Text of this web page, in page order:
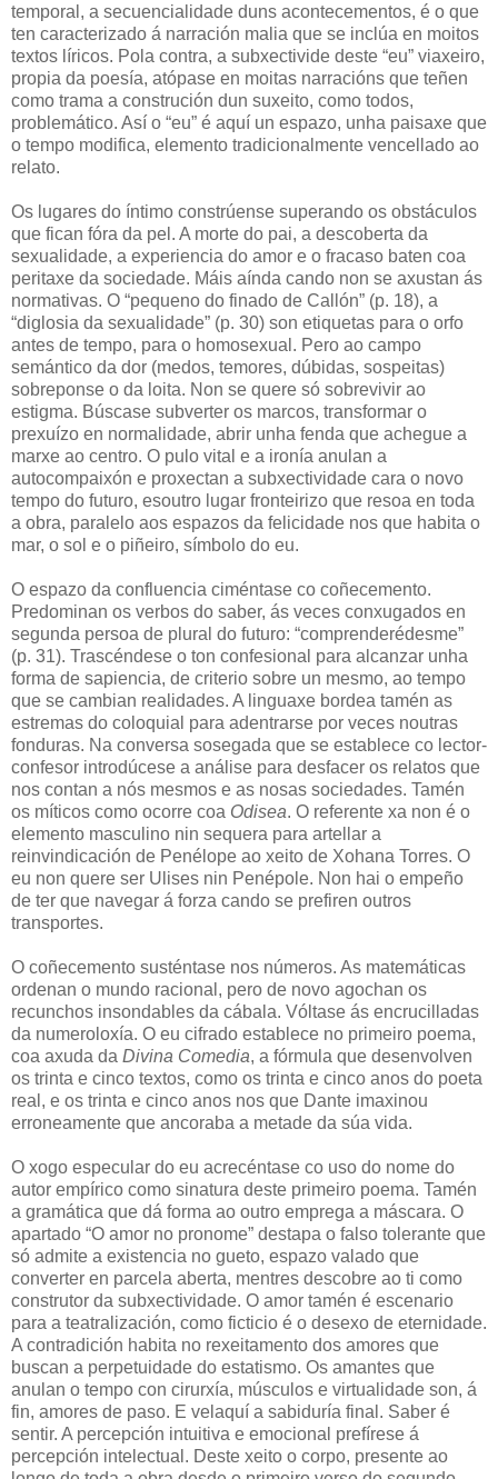
temporal, a secuencialidade duns acontecementos, é o que
ten caracterizado á narración malia que se inclúa en moitos
textos líricos. Pola contra, a subxectivide deste “eu” viaxeiro,
propia da poesía, atópase en moitas narracións que teñen
como trama a construción dun suxeito, como todos,
problemático. Así o “eu” é aquí un espazo, unha paisaxe que
o tempo modifica, elemento tradicionalmente vencellado ao
relato.
Os lugares do íntimo constrúense superando os obstáculos
que fican fóra da pel. A morte do pai, a descoberta da
sexualidade, a experiencia do amor e o fracaso baten coa
peritaxe da sociedade. Máis aínda cando non se axustan ás
normativas. O “pequeno do finado de Callón” (p. 18), a
“diglosia da sexualidade” (p. 30) son etiquetas para o orfo
antes de tempo, para o homosexual. Pero ao campo
semántico da dor (medos, temores, dúbidas, sospeitas)
sobreponse o da loita. Non se quere só sobrevivir ao
estigma. Búscase subverter os marcos, transformar o
prexuízo en normalidade, abrir unha fenda que achegue a
marxe ao centro. O pulo vital e a ironía anulan a
autocompaixón e proxectan a subxectividade cara o novo
tempo do futuro, esoutro lugar fronteirizo que resoa en toda
a obra, paralelo aos espazos da felicidade nos que habita o
mar, o sol e o piñeiro, símbolo do eu.
O espazo da confluencia ciméntase co coñecemento.
Predominan os verbos do saber, ás veces conxugados en
segunda persoa de plural do futuro: “comprenderédesme”
(p. 31). Trascéndese o ton confesional para alcanzar unha
forma de sapiencia, de criterio sobre un mesmo, ao tempo
que se cambian realidades. A linguaxe bordea tamén as
estremas do coloquial para adentrarse por veces noutras
fonduras. Na conversa sosegada que se establece co lector-
confesor introdúcese a análise para desfacer os relatos que
nos contan a nós mesmos e as nosas sociedades. Tamén
os míticos como ocorre coa Odisea. O referente xa non é o
elemento masculino nin sequera para artellar a
reinvindicación de Penélope ao xeito de Xohana Torres. O
eu non quere ser Ulises nin Penépole. Non hai o empeño
de ter que navegar á forza cando se prefiren outros
transportes.
O coñecemento susténtase nos números. As matemáticas
ordenan o mundo racional, pero de novo agochan os
recunchos insondables da cábala. Vóltase ás encrucilladas
da numeroloxía. O eu cifrado establece no primeiro poema,
coa axuda da Divina Comedia, a fórmula que desenvolven
os trinta e cinco textos, como os trinta e cinco anos do poeta
real, e os trinta e cinco anos nos que Dante imaxinou
erroneamente que ancoraba a metade da súa vida.
O xogo especular do eu acrecéntase co uso do nome do
autor empírico como sinatura deste primeiro poema. Tamén
a gramática que dá forma ao outro emprega a máscara. O
apartado “O amor no pronome” destapa o falso tolerante que
só admite a existencia no gueto, espazo valado que
converter en parcela aberta, mentres descobre ao ti como
construtor da subxectividade. O amor tamén é escenario
para a teatralización, como ficticio é o desexo de eternidade.
A contradición habita no rexeitamento dos amores que
buscan a perpetuidade do estatismo. Os amantes que
anulan o tempo con cirurxía, músculos e virtualidade son, á
fin, amores de paso. E velaquí a sabiduría final. Saber é
sentir. A percepción intuitiva e emocional prefírese á
percepción intelectual. Deste xeito o corpo, presente ao